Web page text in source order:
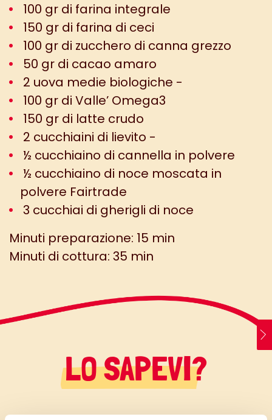
100 gr di farina integrale
150 gr di farina di ceci
100 gr di zucchero di canna grezzo
50 gr di cacao amaro
2 uova medie biologiche -
100 gr di Valle’ Omega3
150 gr di latte crudo
2 cucchiaini di lievito -
½ cucchiaino di cannella in polvere
½ cucchiaino di noce moscata in
polvere Fairtrade
3 cucchiai di gherigli di noce
Minuti preparazione: 15 min
Minuti di cottura: 35 min
LO SAPEVI?